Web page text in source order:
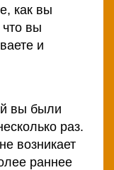
как вы
что вы
и
вы были
раз.
возникает
раннее